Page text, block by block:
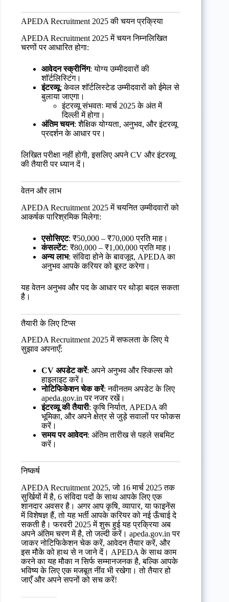
APEDA Recruitment 2025 की चयन प्रक्रिया
APEDA Recruitment 2025 में चयन निम्नलिखित
चरणों पर आधारित होगा:
आवेदन स्क्रीनिंग: योग्य उम्मीदवारों की
शॉर्टलिस्टिंग।
इंटरव्यू: केवल शॉर्टलिस्टेड उम्मीदवारों को ईमेल से
बुलाया जाएगा।
इंटरव्यू संभवतः मार्च 2025 के अंत में
दिल्ली में होगा।
अंतिम चयन: शैक्षिक योग्यता, अनुभव, और इंटरव्यू
प्रदर्शन के आधार पर।
लिखित परीक्षा नहीं होगी, इसलिए अपने CV और इंटरव्यू
की तैयारी पर ध्यान दें।
वेतन और लाभ
APEDA Recruitment 2025 में चयनित उम्मीदवारों को
आकर्षक पारिश्रमिक मिलेगा:
एसोसिएट: ₹50,000 – ₹70,000 प्रति माह।
कंसल्टेंट: ₹80,000 – ₹1,00,000 प्रति माह।
अन्य लाभ: संविदा होने के बावजूद, APEDA का
अनुभव आपके करियर को बूस्ट करेगा।
यह वेतन अनुभव और पद के आधार पर थोड़ा बदल सकता
है।
तैयारी के लिए टिप्स
APEDA Recruitment 2025 में सफलता के लिए ये
सुझाव अपनाएँ:
CV अपडेट करें: अपने अनुभव और स्किल्स को
हाइलाइट करें।
नोटिफिकेशन चेक करें: नवीनतम अपडेट के लिए
apeda.gov.in पर नजर रखें।
इंटरव्यू की तैयारी: कृषि निर्यात, APEDA की
भूमिका, और अपने क्षेत्र से जुड़े सवालों पर फोकस
करें।
समय पर आवेदन: अंतिम तारीख से पहले सबमिट
करें।
निष्कर्ष
APEDA Recruitment 2025, जो 16 मार्च 2025 तक
सुर्खियों में है, 6 संविदा पदों के साथ आपके लिए एक
शानदार अवसर है। अगर आप कृषि, व्यापार, या फाइनेंस
में विशेषज्ञ हैं, तो यह भर्ती आपके करियर को नई ऊँचाई दे
सकती है। फरवरी 2025 में शुरू हुई यह प्रक्रिया अब
अपने अंतिम चरण में है, तो जल्दी करें। apeda.gov.in पर
जाकर नोटिफिकेशन चेक करें, आवेदन तैयार करें, और
इस मौके को हाथ से न जाने दें। APEDA के साथ काम
करने का यह मौका न सिर्फ सम्मानजनक है, बल्कि आपके
भविष्य के लिए एक मजबूत नींव भी रखेगा। तो तैयार हो
जाएँ और अपने सपनों को सच करें!